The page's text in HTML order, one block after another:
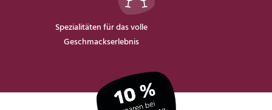
Spezialitäten für das volle
Geschmackserlebnis